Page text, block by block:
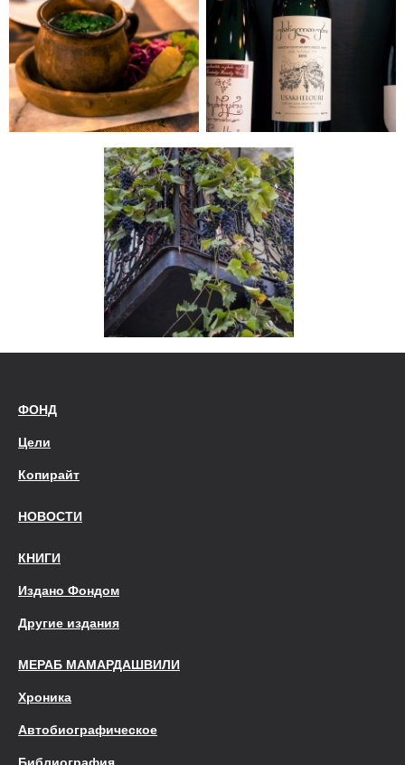
ФОНД
Цели
Копирайт
НОВОСТИ
КНИГИ
Издано Фондом
Другие издания
МЕРАБ МАМАРДАШВИЛИ
Хроника
Автобиографическое